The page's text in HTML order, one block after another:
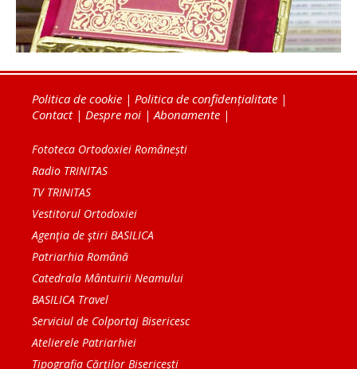
Politica de cookie | Politica de confidențialitate |
Contact| Despre noi | Abonamente |
Fototeca Ortodoxiei Românești
Radio TRINITAS
TV TRINITAS
Vestitorul Ortodoxiei
Agenţia de ştiri BASILICA
Patriarhia Română
Catedrala Mântuirii Neamului
BASILICA Travel
Serviciul de Colportaj Bisericesc
Atelierele Patriarhiei
Tipografia Cărţilor Bisericeşti